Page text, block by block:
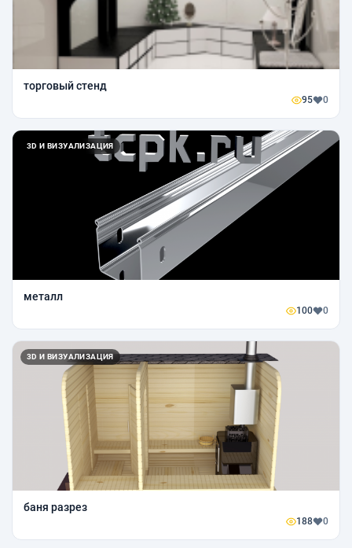
торговый стенд
95 0
3D И ВИЗУАЛИЗАЦИЯ
металл
100 0
3D И ВИЗУАЛИЗАЦИЯ
баня разрез
188 0